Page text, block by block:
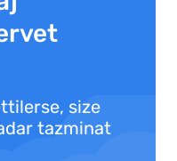
size
tazminat